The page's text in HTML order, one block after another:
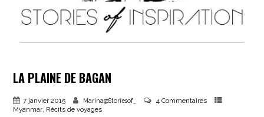
LA PLAINE DE BAGAN
7 janvier 2015 Marina@Storiesof_
4 Commentaires
Myanmar, Récits de voyages